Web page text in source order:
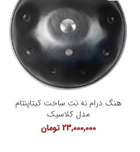
هنگ درام نه نت ساخت کیتاپنتام
مدل کلاسیک
23,000,000تومان